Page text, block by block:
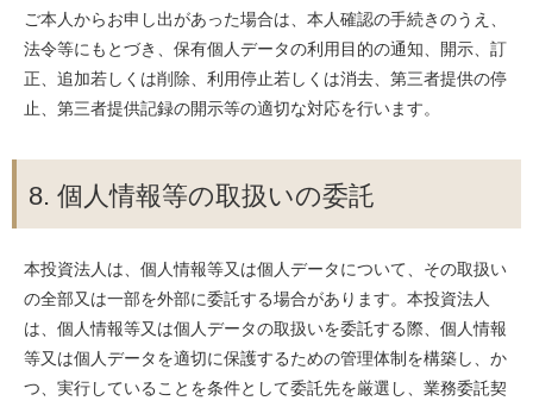
ご本人からお申し出があった場合は、本人確認の手続きのうえ、
法令等にもとづき、保有個人データの利用目的の通知、開示、訂
正、追加若しくは削除、利用停止若しくは消去、第三者提供の停
止、第三者提供記録の開示等の適切な対応を行います。
8. 個人情報等の取扱いの委託
本投資法人は、個人情報等又は個人データについて、その取扱い
の全部又は一部を外部に委託する場合があります。本投資法人
は、個人情報等又は個人データの取扱いを委託する際、個人情報
等又は個人データを適切に保護するための管理体制を構築し、か
つ、実行していることを条件として委託先を厳選し、業務委託契